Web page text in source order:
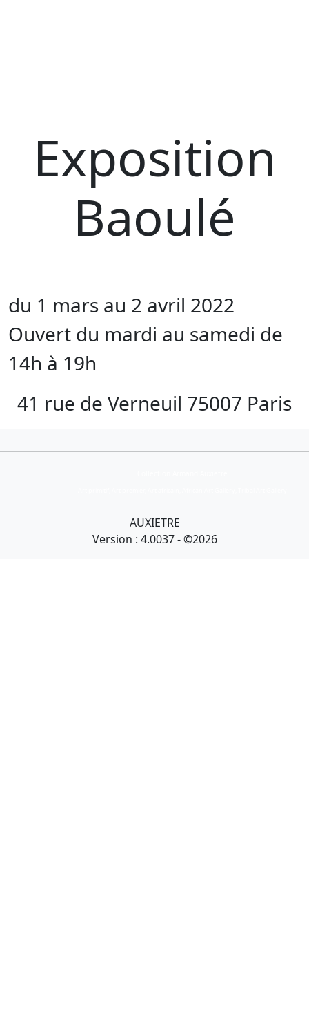
Exposition
Baoulé
du 1 mars au 2 avril 2022
Ouvert du mardi au samedi de
14h à 19h
41 rue de Verneuil 75007 Paris
AUXIETRE
Version : 4.0037 - ©2026